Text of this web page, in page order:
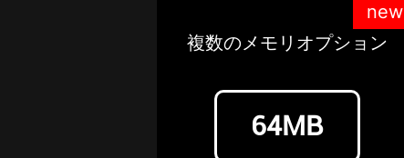
複数のメモリオプション
64MB
new